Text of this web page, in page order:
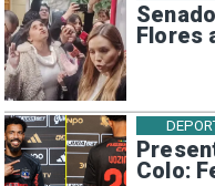
Flores
Colo: